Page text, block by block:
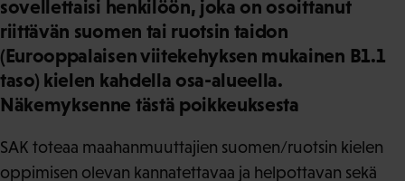
sovellettaisi henkilöön, joka on osoittanut
riittävän suomen tai ruotsin taidon
(Eurooppalaisen viitekehyksen mukainen B1.1
taso) kielen kahdella osa-alueella.
Näkemyksenne tästä poikkeuksesta
SAK toteaa maahanmuuttajien suomen/ruotsin kielen
oppimisen olevan kannatettavaa ja helpottavan sekä